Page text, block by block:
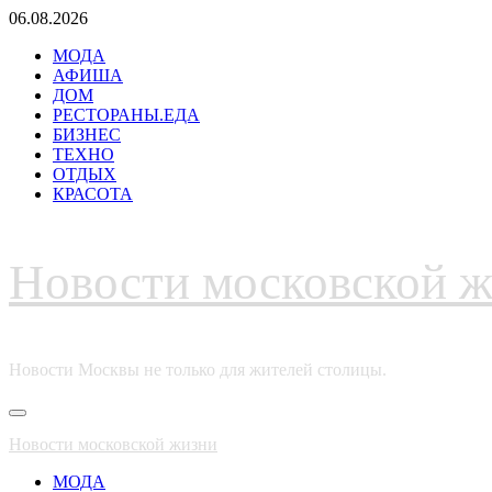
Перейти
содержимому
06.08.2026
МОДА
АФИША
ДОМ
РЕСТОРАНЫ.ЕДА
БИЗНЕС
ТЕХНО
ОТДЫХ
КРАСОТА
Новости московской
Новости Москвы не только для жителей столицы.
Основное
меню
Новости московской жизни
МОДА